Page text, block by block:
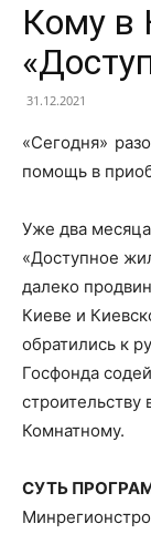
Кому в
31.12.2021
«Сегодня»
помощь в
Уже два
«Доступное
далеко
Киеве и
обратились к
Госфонда
Комнатному.
СУТЬ